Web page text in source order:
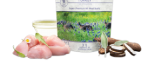
Solutii educative si antistres
Lese, zgarzi si hamuri
Diete Veterinare Pisici